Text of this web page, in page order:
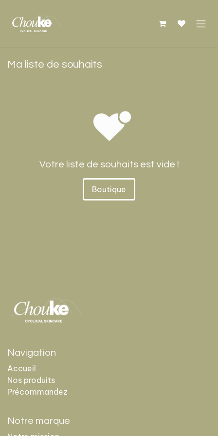
Ma liste de souhaits
Votre liste de souhaits est vide !
Boutique
Navigation
Accueil
Nos produits
Précommandez
Notre marque